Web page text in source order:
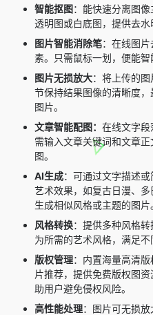
智能抠图：能快速分离图
透明图或白底图，提供去水
图片智能消除笔： 在线图片
素。只需鼠标一划，便能智
图片无损放大：将上传的
节保持结果图像的清晰度
图片。
文章智能配图： 在线文字段
需输入文章关键词和文章
图。
AI生成：可通过文字描述
艺术效果，如复古日漫、
生成相似风格或主题的图片
风格转换：提供多种风格
为所需的艺术风格，满足不
版权管理：内置海量高清
片推荐，提供免费版权图
助用户避免侵权风险。
高性能处理：图片可无损